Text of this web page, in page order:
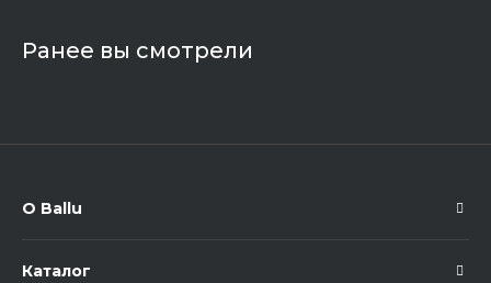
Ранее вы смотрели
О Ballu
Каталог